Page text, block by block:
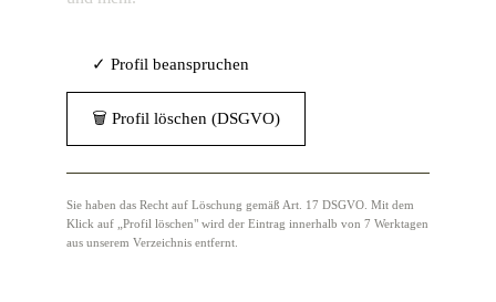
✓ Profil beanspruchen
🗑 Profil löschen (DSGVO)
Sie haben das Recht auf Löschung gemäß Art. 17 DSGVO. Mit dem
Klick auf „Profil löschen" wird der Eintrag innerhalb von 7 Werktagen
aus unserem Verzeichnis entfernt.